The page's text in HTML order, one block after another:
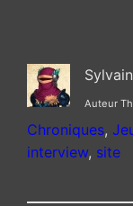
Sylvain
Auteur
Chroniques,
interview, site